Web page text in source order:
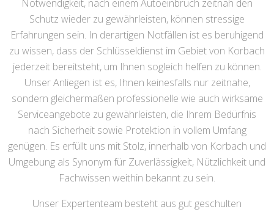
Notwendigkeit, nach einem Autoeinbruch zeitnah den
Schutz wieder zu gewährleisten, können stressige
Erfahrungen sein. In derartigen Notfällen ist es beruhigend
zu wissen, dass der Schlüsseldienst im Gebiet von Korbach
jederzeit bereitsteht, um Ihnen sogleich helfen zu können.
Unser Anliegen ist es, Ihnen keinesfalls nur zeitnahe,
sondern gleichermaßen professionelle wie auch wirksame
Serviceangebote zu gewährleisten, die Ihrem Bedürfnis
nach Sicherheit sowie Protektion in vollem Umfang
genügen. Es erfüllt uns mit Stolz, innerhalb von Korbach und
Umgebung als Synonym für Zuverlässigkeit, Nützlichkeit und
Fachwissen weithin bekannt zu sein.
Unser Expertenteam besteht aus gut geschulten